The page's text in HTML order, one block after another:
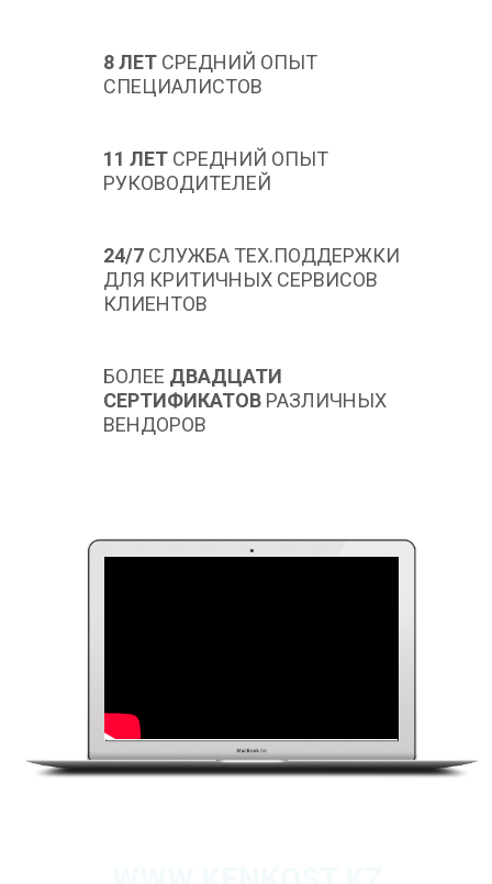
8 ЛЕТ СРЕДНИЙ ОПЫТ
СПЕЦИАЛИСТОВ
11 ЛЕТ СРЕДНИЙ ОПЫТ
РУКОВОДИТЕЛЕЙ
24/7 СЛУЖБА ТЕХ.ПОДДЕРЖКИ
ДЛЯ КРИТИЧНЫХ СЕРВИСОВ
КЛИЕНТОВ
БОЛЕЕ ДВАДЦАТИ
СЕРТИФИКАТОВ РАЗЛИЧНЫХ
ВЕНДОРОВ